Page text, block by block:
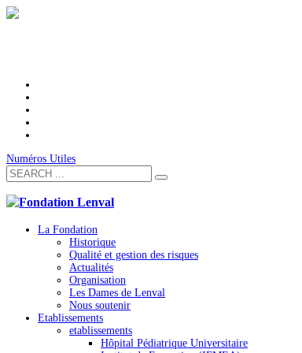
Numéros Utiles
La Fondation
Historique
Qualité et gestion des risques
Actualités
Organisation
Les Dames de Lenval
Nous soutenir
Etablissements
etablissements
Hôpital Pédiatrique Universitaire